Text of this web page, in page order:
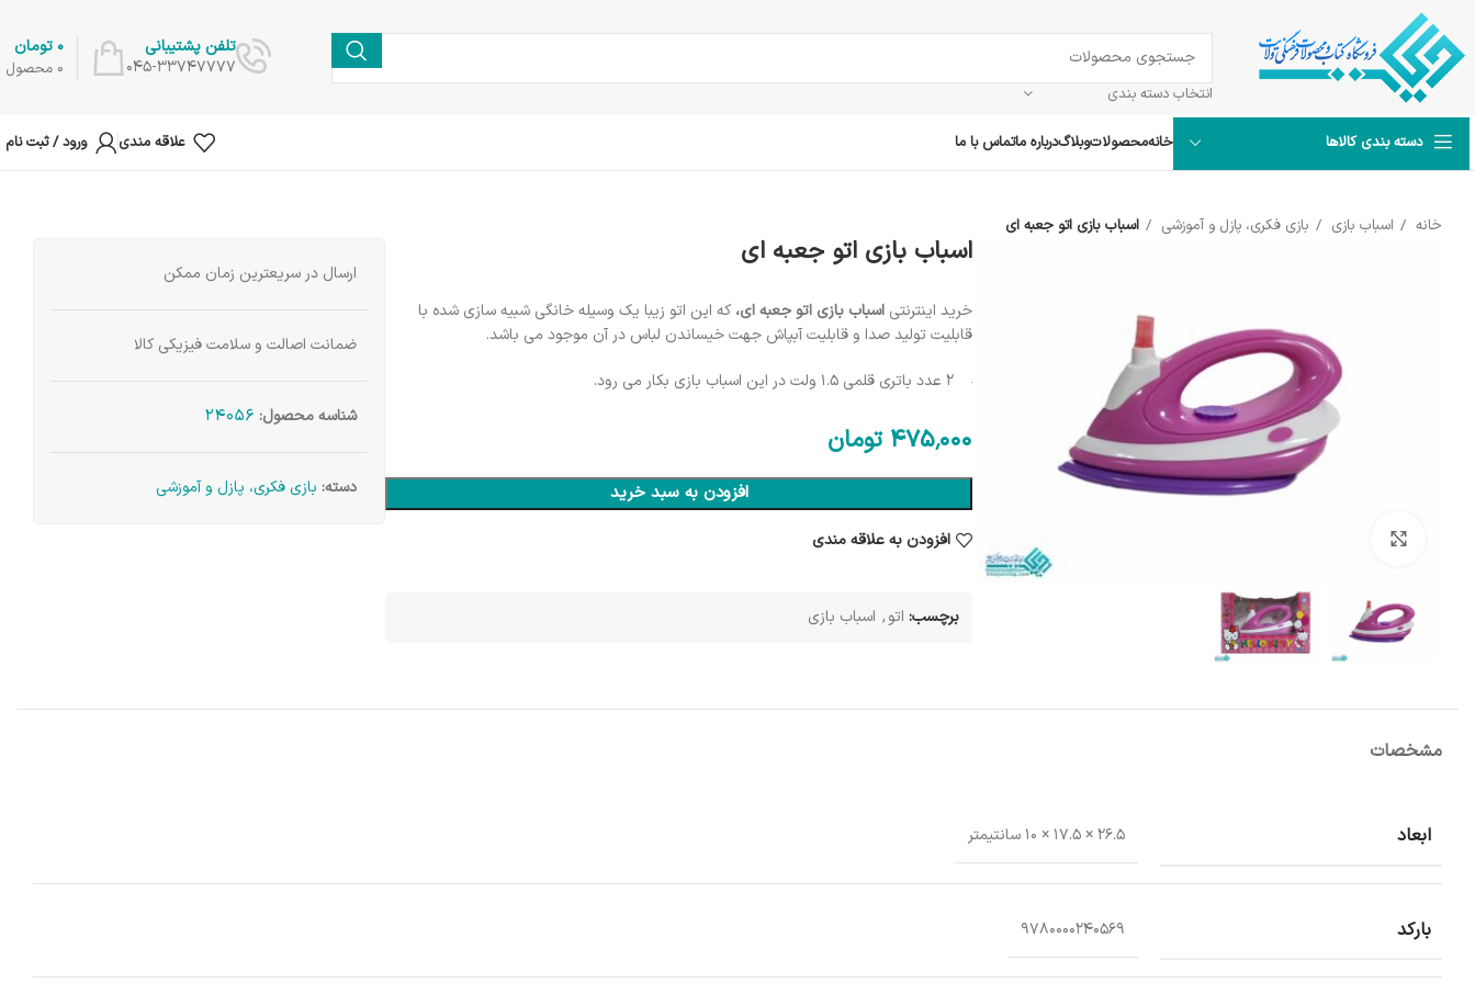
انتخاب دسته بندی
تلفن پشتیبانی
045-33747777
0 محصول
0 تومان
دسته بندی کالاها خانهمحصولاتوبلاگدرباره ماتماس با ما علاقه مندی ورود / ثبت نام
خانه اسباب بازی بازی فکری، پازل و آموزشی اسباب بازی اتو جعبه ای
اسباب بازی اتو جعبه ای
خرید اینترنتی اسباب بازی اتو جعبه ای، که این اتو زیبا یک وسیله خانگی شبیه سازی شده با
قابلیت تولید صدا و قابلیت آبپاش جهت خیساندن لباس در آن موجود می باشد.
2 عدد باتری قلمی 1.5 ولت در این اسباب بازی بکار می رود.
475٬000 تومان
افزودن به سبد خرید
افزودن به علاقه مندی
برچسب: اتو, اسباب بازی
ارسال در سریعترین زمان ممکن
ضمانت اصالت و سلامت فیزیکی کالا
شناسه محصول: 24056
دسته: بازی فکری، پازل و آموزشی
مشخصات
ابعاد 26.5 × 17.5 × 10 سانتیمتر
بارکد 9780000240569